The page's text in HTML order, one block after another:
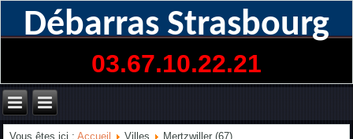
Débarras Strasbourg
03.67.10.22.21
Vous êtes ici :Accueil Villes Mertzwiller (67)